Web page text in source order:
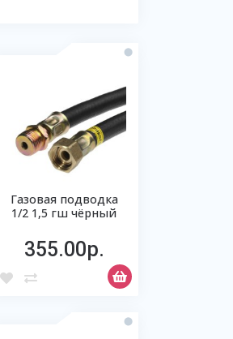
Газовая подводка
1/2 1,5 гш чёрный
355.00р.